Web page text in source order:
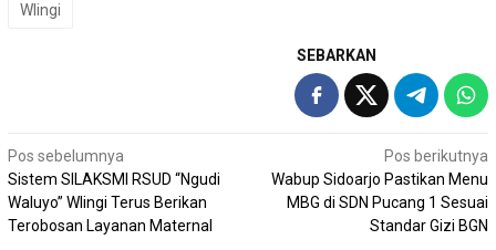
Wlingi
SEBARKAN
Navigasi
pos
Pos sebelumnya
Sistem SILAKSMI RSUD “Ngudi
Waluyo” Wlingi Terus Berikan
Terobosan Layanan Maternal
Pos berikutnya
Wabup Sidoarjo Pastikan Menu
MBG di SDN Pucang 1 Sesuai
Standar Gizi BGN